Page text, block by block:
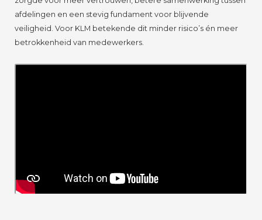
afdelingen en een stevig fundament voor blijvende
veiligheid. Voor KLM betekende dit minder risico’s én meer
betrokkenheid van medewerkers.